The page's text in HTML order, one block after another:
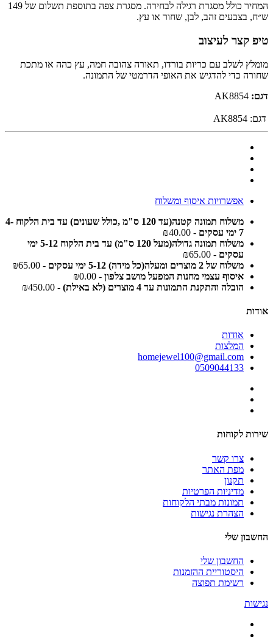
המחיר כולל מסגרת רגילה לבחירה. מסגרת צפה בתוספת תשלום של 149
ש״ח, בצבעים זהב, לבן, שחור או עץ.
טיפ קצר לעיצוב
מומלץ לשלב עם כריות בורדו, תאורה צהובה חמה, עץ כהה או מתכת
שחורה כדי להדגיש את האופי הדרמטי של התמונה.
דגם:
דגם: AK8854
אפשרויות איסוף ומשלוח
משלוח תמונה קטנה(עד 120 ס"מ ,כולל שעונים) עד בית הלקוח 4-
7 ימי עסקים
- ₪40.00
משלוח תמונה גדולה(מעל 120 ס"מ) עד בית הלקוח 5-12 ימי
עסקים - ₪65.00
משלוח של 2 מוצרים ומעלה(כל מידה) 5-12 ימי עסקים
- ₪65.00
איסוף עצמי מחנות המפעל מושב צלפון - ₪0.00
הובלה והתקנת התמונות עד 4 מוצרים (לא באילת)
- ₪450.00
אודות
אודות
המלצות
homejewel100@gmail.com
0509044133
שירות לקוחות
צרו קשר
מפת האתר
תקנון
מדיניות הפרטיות
תמונות מבתי הלקוחות
הצהרת נגישות
החשבון שלי
החשבון שלי
היסטוריית ההזמנות
רשימת תפוצה
נגישות